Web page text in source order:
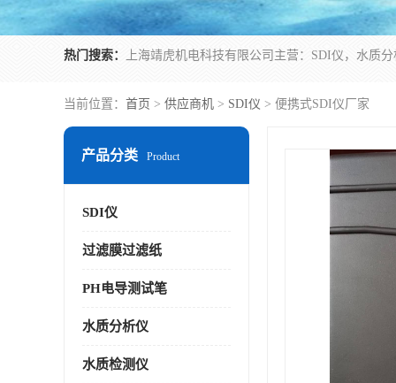
热门搜索：
当前位置： 首页 > 供应商机 > SDI仪 > 便携式SDI仪厂家
产品分类 Product
SDI仪
过滤膜过滤纸
PH电导测试笔
水质分析仪
水质检测仪